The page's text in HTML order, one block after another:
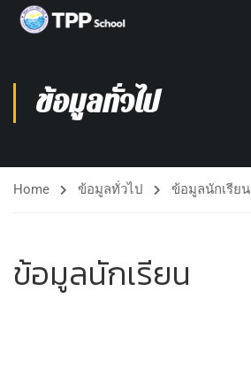
ข้อมูลทั่วไป
Home ข้อมูลทั่วไป ข้อมูลนักเรียน
ข้อมูลนักเรียน